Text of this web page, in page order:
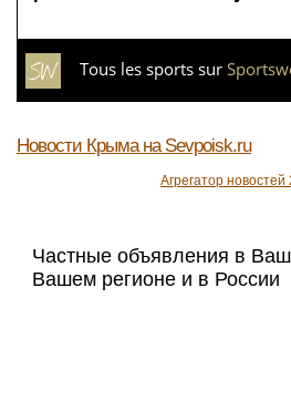
Tous les sports sur
Новости Крыма на Sevpoisk.ru
Агрегатор
Частные объявления в
Вашем регионе и в России